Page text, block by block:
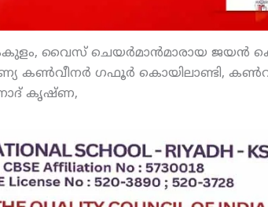
വൈസ് ചെയര്‍മാന്‍മാരായ ജയന്‍
കണ്‍വീനര്‍ ഗഫൂര്‍ കൊയിലാണ്ടി,
കൃഷ്ണ,